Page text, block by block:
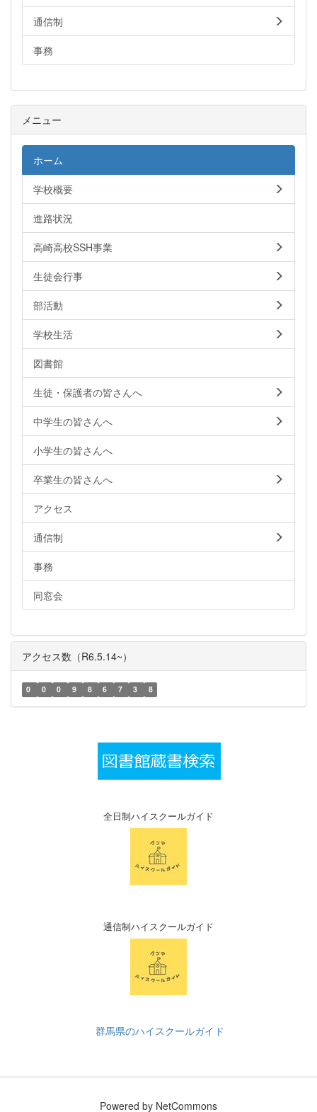
通信制
事務
メニュー
ホーム
学校概要
進路状況
高崎高校SSH事業
生徒会行事
部活動
学校生活
図書館
生徒・保護者の皆さんへ
中学生の皆さんへ
小学生の皆さんへ
卒業生の皆さんへ
アクセス
通信制
事務
同窓会
アクセス数（R6.5.14~）
0 0 0 9 8 6 7 3 8
全日制ハイスクールガイド
通信制ハイスクールガイド
群馬県のハイスクールガイド
Powered by NetCommons